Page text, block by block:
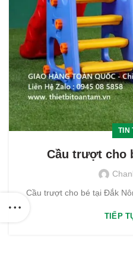
TIN
Cầu trượt cho
Cầu trượt cho bé tại Đắk
TIẾP